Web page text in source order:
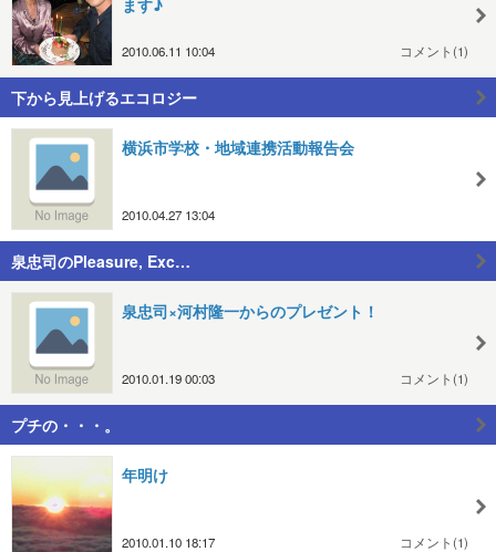
2010.06.11 10:04 コメント(1)
下から見上げるエコロジー
横浜市学校・地域連携活動報告会
2010.04.27 13:04
泉忠司のPleasure, Exc…
泉忠司×河村隆一からのプレゼント！
2010.01.19 00:03 コメント(1)
プチの・・・。
年明け
2010.01.10 18:17 コメント(1)